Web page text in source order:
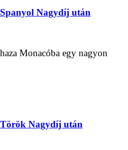
Nagydíj után
Monacóba egy nagyon
Nagydíj után